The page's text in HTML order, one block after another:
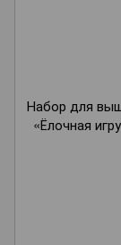
Набор для
«Ёлочная